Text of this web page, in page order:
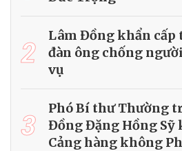
2
Lâm Đồng khẩn cấp
đàn ông chống
vụ
3
Phó Bí thư Thường
Đồng Đặng Hồng Sỹ
Cảng hàng không